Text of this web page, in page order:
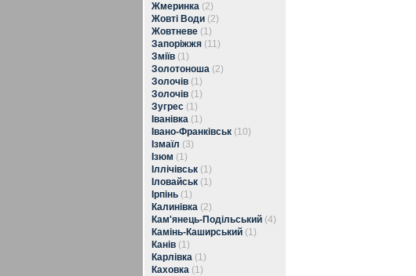
Жмеринка (2)
Жовті Води (2)
Жовтневе (1)
Запоріжжя (11)
Зміїв (1)
Золотоноша (2)
Золочів (1)
Золочів (1)
Зугрес (1)
Іванівка (1)
Івано-Франківськ (10)
Ізмаїл (3)
Ізюм (1)
Іллічівськ (1)
Іловайськ (1)
Ірпінь (1)
Калинівка (2)
Кам'янець-Подільський (4)
Камінь-Каширський (1)
Канів (1)
Карлівка (1)
Каховка (1)